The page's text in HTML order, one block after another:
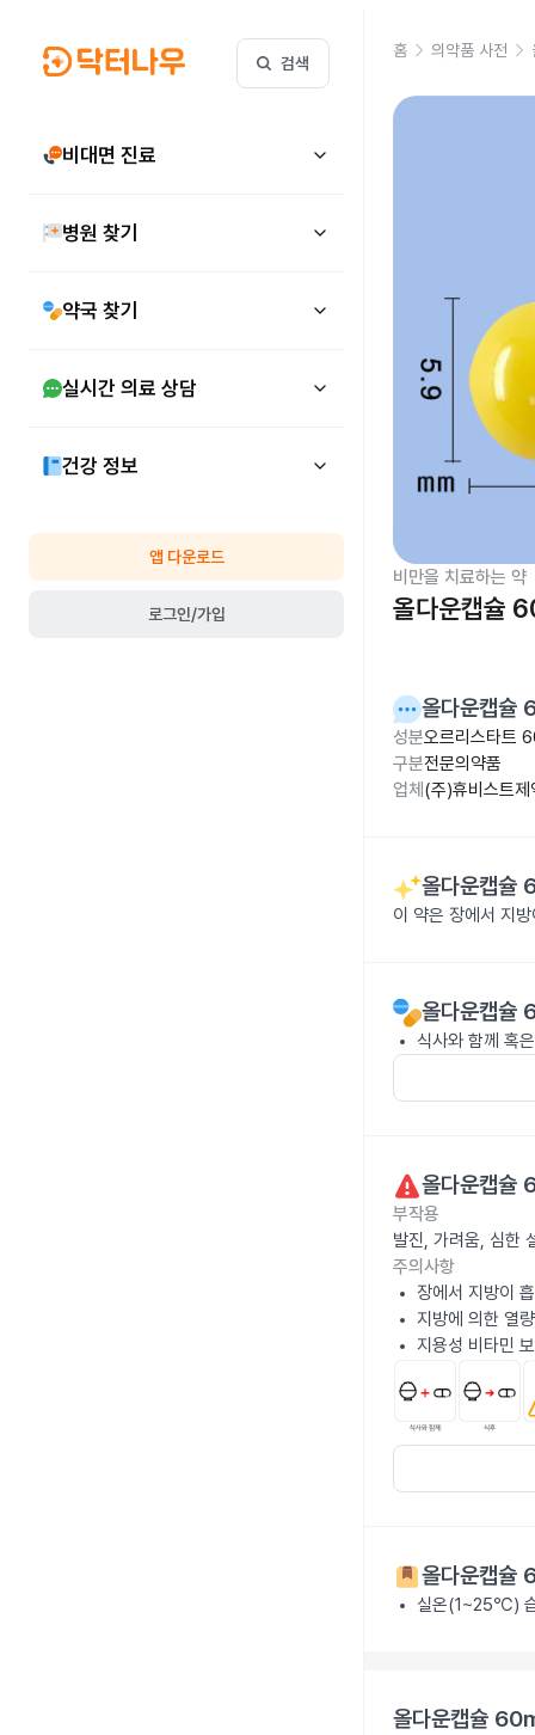
검색
비대면 진료
병원 찾기
약국 찾기
실시간 의료 상담
건강 정보
앱 다운로드
로그인/가입
홈 의약품 사전
비만을 치료하는 약
올다운캡슐
올다운캡슐
성분오르리스타트
구분전문의약품
업체 (주)휴비스트제
올다운캡슐
이 약은 장에서 지
올다운캡슐
식사와 함께 혹
올다운캡슐
부작용
발진, 가려움, 심한
주의사항
장에서 지방이
지방에 의한 열
지용성 비타민
올다운캡슐
실온(1~25℃)
올다운캡슐